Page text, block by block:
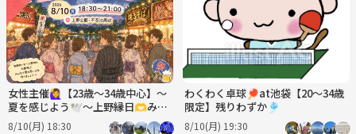
女性主催🙋‍♀️【23歳～34歳中心】～
夏を感じよう🕊️～上野縁日🫶みん
なで夏祭りにいき隊🏮🍧🫶
8/10(月) 18:30
わくわく卓球🏓at池袋【20〜34歳
限定】残りわずか🎐
8/10(月) 19:30